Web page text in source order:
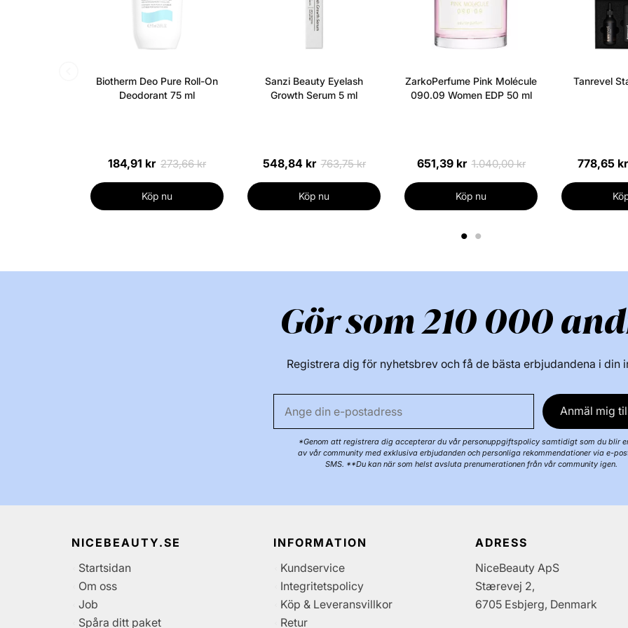
DIMETHICONE
• CI 77492 /
CERA
JÄRNOXIDER
CERAMID NP •
•
ALKOHOL •
Se allt från detta
Biotherm Deo Pure Roll-On
Deodorant 75 ml
184,91 kr 273,66 kr
Köp nu
Sanzi Beauty Eyelash
Growth Serum 5 ml
548,84 kr 763,75 kr
Köp nu
ZarkoPerfume Pink Molécule
090.09 Women EDP 50 ml
651,39 kr 1.040,00 kr
Köp nu
Tanrevel
778,65 kr
1 2
Gör som 210 000
Registrera dig för nyhetsbrev och få de bästa erbjudandena i din
Anmäl mig
*Genom att registrera dig accepterar du vår personuppgiftspolicy samtidigt som du blir
av vår community med exklusiva erbjudanden och personliga rekommendationer via e-
SMS. **Du kan när som helst avsluta prenumerationen från vår community igen.
NICEBEAUTY.SE
Startsidan
Om oss
Job
Spåra ditt paket
INFORMATION
Kundservice
Integritetspolicy
Köp & Leveransvillkor
Retur
ADRESS
NiceBeauty ApS
Stærevej 2,
6705 Esbjerg, Denmark